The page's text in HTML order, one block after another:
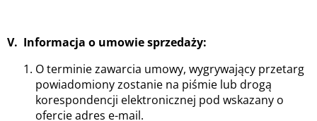
V. Informacja o umowie sprzedaży:
O terminie zawarcia umowy, wygrywający przetarg
powiadomiony zostanie na piśmie lub drogą
korespondencji elektronicznej pod wskazany o
ofercie adres e-mail.